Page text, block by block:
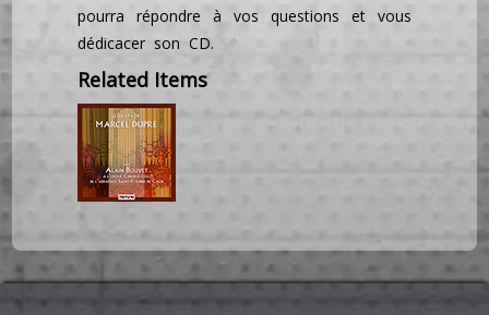
pourra répondre à vos questions et vous
dédicacer son CD.
Related Items